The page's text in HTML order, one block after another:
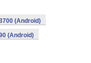
(Android)
(Android)